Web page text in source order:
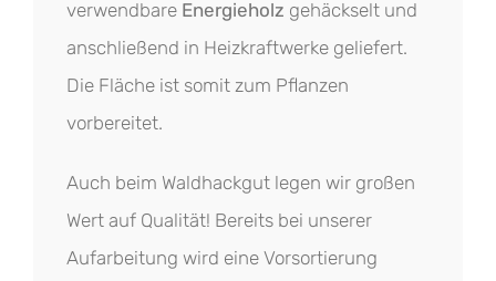
verwendbare Energieholz gehäckselt und
anschließend in Heizkraftwerke geliefert.
Die Fläche ist somit zum Pflanzen
vorbereitet.
Auch beim Waldhackgut legen wir großen
Wert auf Qualität! Bereits bei unserer
Aufarbeitung wird eine Vorsortierung